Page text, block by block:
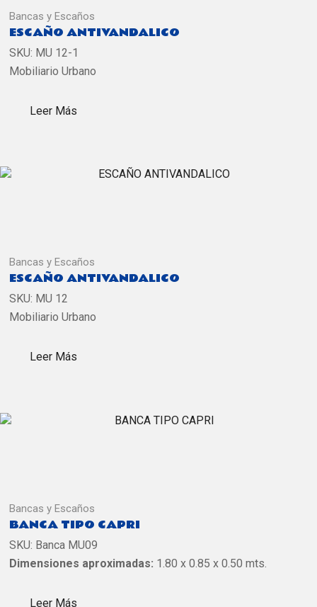
Bancas y Escaños
ESCAÑO ANTIVANDALICO
SKU: MU 12-1
Mobiliario Urbano
Leer Más
Bancas y Escaños
ESCAÑO ANTIVANDALICO
SKU: MU 12
Mobiliario Urbano
Leer Más
Bancas y Escaños
BANCA TIPO CAPRI
SKU: Banca MU09
Dimensiones aproximadas: 1.80 x 0.85 x 0.50 mts.
Leer Más